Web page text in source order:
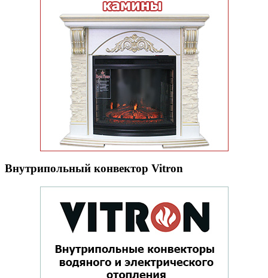
Внутрипольный конвектор Vitron